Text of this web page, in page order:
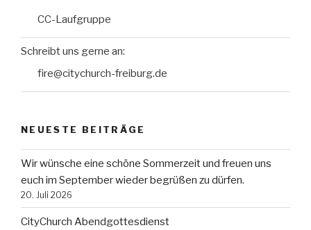
CC-Laufgruppe
Schreibt uns gerne an:
fire@citychurch-freiburg.de
NEUESTE BEITRÄGE
Wir wünsche eine schöne Sommerzeit und freuen uns
euch im September wieder begrüßen zu dürfen.
20. Juli 2026
CityChurch Abendgottesdienst